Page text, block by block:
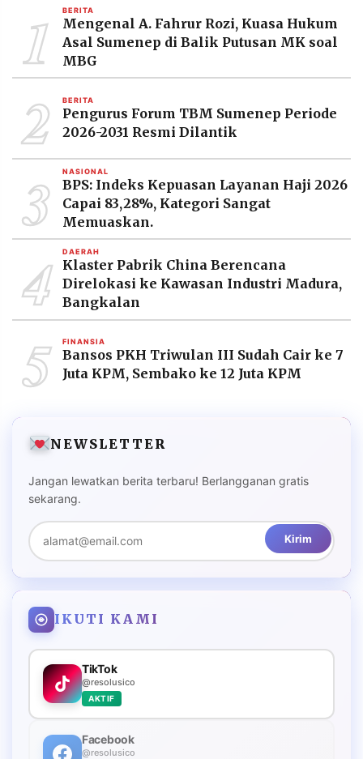
PRAMUDITA
2026
PT.
MEDIA
PRAMUDITA
1 BERITA
Mengenal A. Fahrur Rozi, Kuasa Hukum
Asal Sumenep di Balik Putusan MK soal
MBG
2 BERITA
Pengurus Forum TBM Sumenep Periode
2026-2031 Resmi Dilantik
3 NASIONAL
BPS: Indeks Kepuasan Layanan Haji 2026
Capai 83,28%, Kategori Sangat
Memuaskan.
4 DAERAH
Klaster Pabrik China Berencana
Direlokasi ke Kawasan Industri Madura,
Bangkalan
5 FINANSIA
Bansos PKH Triwulan III Sudah Cair ke 7
Juta KPM, Sembako ke 12 Juta KPM
NEWSLETTER
Jangan lewatkan berita terbaru! Berlangganan gratis
sekarang.
Kirim
IKUTI KAMI
TikTok
@resolusico
AKTIF
Facebook
@resolusico